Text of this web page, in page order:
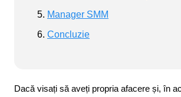
Manager SMM
Concluzie
Dacă visați să aveți propria afacere și, în